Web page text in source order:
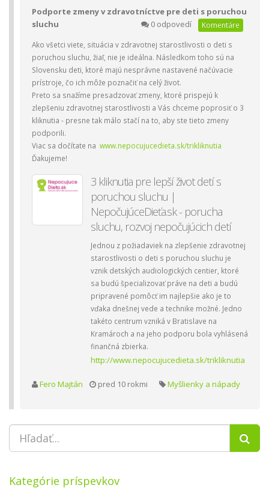
Podporte zmeny v zdravotníctve pre deti s poruchou
sluchu
0 odpovedí Komentáre
Ako všetci viete, situácia v zdravotnej starostlivosti o deti s
poruchou sluchu, žiaľ, nie je ideálna. Následkom toho sú na
Slovensku deti, ktoré majú nesprávne nastavené načúvacie
prístroje, čo ich môže poznačiť na celý život.
Preto sa snažíme presadzovať zmeny, ktoré prispejú k
zlepšeniu zdravotnej starostlivosti a Vás chceme poprosiť o 3
kliknutia - presne tak málo stačí na to, aby ste tieto zmeny
podporili.
Viac sa dočítate na www.nepocujucedieta.sk/trikliknutia
Ďakujeme!
3 kliknutia pre lepší život detí s
poruchou sluchu |
NepočujúceDieťa.sk - porucha
sluchu, rozvoj nepočujúcich detí
Jednou z požiadaviek na zlepšenie zdravotnej
starostlivosti o deti s poruchou sluchu je
vznik detských audiologických centier, ktoré
sa budú špecializovať práve na deti a budú
pripravené pomôcť im najlepšie ako je to
vďaka dnešnej vede a technike možné. Jedno
takéto centrum vzniká v Bratislave na
Kramároch a na jeho podporu bola vyhlásená
finančná zbierka.
http://www.nepocujucedieta.sk/trikliknutia
Fero Majtán pred 10 rokmi Myšlienky a nápady
Kategórie príspevkov